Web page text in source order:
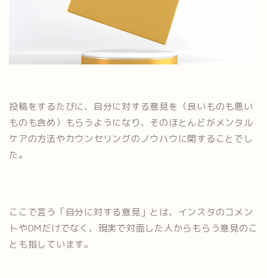
投稿をするたびに、自分に対する意見を（良いものも悪い
ものも含め）もらうようになり、そのほとんどがメンタル
ケアの方法やカウンセリングのノウハウに関することでし
た。
ここで言う「自分に対する意見」とは、インスタのコメン
トやDMだけでなく、現実で対面した人からもらう意見のこ
とも指しています。